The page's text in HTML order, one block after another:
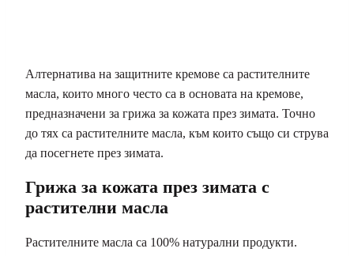
Алтернатива на защитните кремове са растителните
масла, които много често са в основата на кремове,
предназначени за грижа за кожата през зимата. Точно
до тях са растителните масла, към които също си струва
да посегнете през зимата.
Грижа за кожата през зимата с
растителни масла
Растителните масла са 100% натурални продукти.